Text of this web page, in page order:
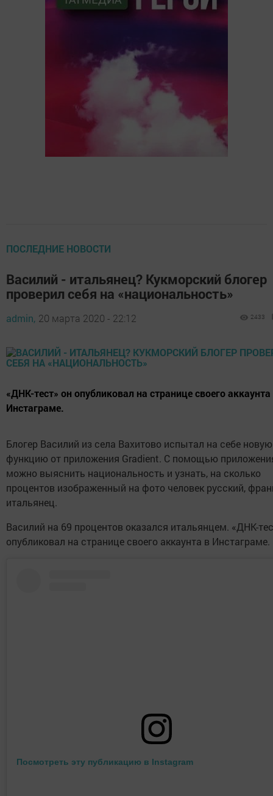
ПОСЛЕДНИЕ НОВОСТИ
Василий - итальянец? Кукморский блогер
проверил себя на «национальность»
admin, 20 марта 2020 - 22:12 2433
«ДНК-тест» он опубликовал на странице своего аккаунта
Инстаграме.
Блогер Василий из села Вахитово испытал на себе новую
функцию от приложения Gradient. С помощью
можно выяснить национальность и узнать, на сколько
процентов изображенный на фото человек русский,
итальянец.
Василий на 69 процентов оказался итальянцем. «ДНК-
опубликовал на странице своего аккаунта в Инстаграме.
Посмотреть эту публикацию в Instagram